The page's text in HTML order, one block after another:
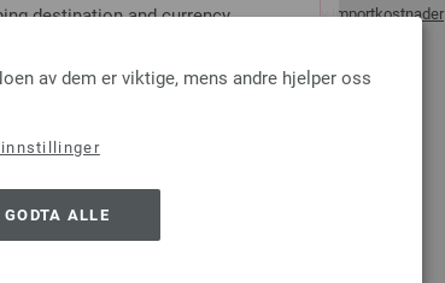
destination and currency.
of America
av dem er viktige, mens andre hjelper oss
GODTA ALLE
9,29 $ Ekskl. MVA, plussleverans og ev importkostnader